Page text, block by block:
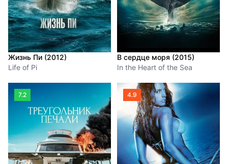
Жизнь Пи (2012)
Life of Pi
В сердце моря (2015)
In the Heart of the Sea
7.2 4.9